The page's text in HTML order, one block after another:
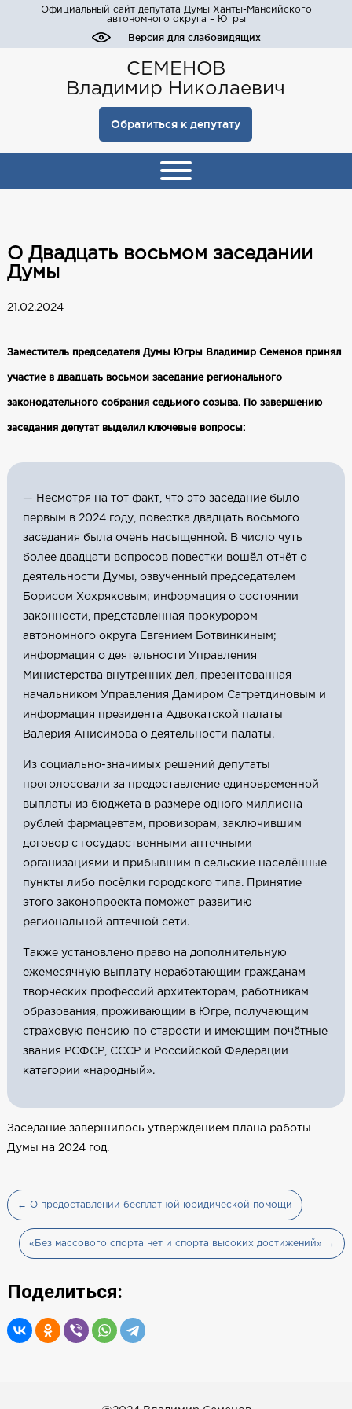
Официальный сайт депутата Думы Ханты-Мансийского
автономного округа – Югры
Версия для слабовидящих
СЕМЕНОВ
Владимир Николаевич
Обратиться к депутату
О Двадцать восьмом заседании
Думы
21.02.2024
Заместитель председателя Думы Югры Владимир Семенов принял
участие в двадцать восьмом заседание регионального
законодательного собрания седьмого созыва. По завершению
заседания депутат выделил ключевые вопросы:
— Несмотря на тот факт, что это заседание было
первым в 2024 году, повестка двадцать восьмого
заседания была очень насыщенной. В число чуть
более двадцати вопросов повестки вошёл отчёт о
деятельности Думы, озвученный председателем
Борисом Хохряковым; информация о состоянии
законности, представленная прокурором
автономного округа Евгением Ботвинкиным;
информация о деятельности Управления
Министерства внутренних дел, презентованная
начальником Управления Дамиром Сатретдиновым и
информация президента Адвокатской палаты
Валерия Анисимова о деятельности палаты.
Из социально-значимых решений депутаты
проголосовали за предоставление единовременной
выплаты из бюджета в размере одного миллиона
рублей фармацевтам, провизорам, заключившим
договор с государственными аптечными
организациями и прибывшим в сельские населённые
пункты либо посёлки городского типа. Принятие
этого законопроекта поможет развитию
региональной аптечной сети.
Также установлено право на дополнительную
ежемесячную выплату неработающим гражданам
творческих профессий архитекторам, работникам
образования, проживающим в Югре, получающим
страховую пенсию по старости и имеющим почётные
звания РСФСР, СССР и Российской Федерации
категории «народный».
Заседание завершилось утверждением плана работы
Думы на 2024 год.
← О предоставлении бесплатной юридической помощи
«Без массового спорта нет и спорта высоких достижений» →
Поделиться: